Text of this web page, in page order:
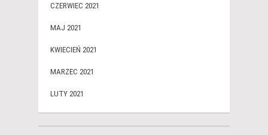
CZERWIEC 2021
MAJ 2021
KWIECIEŃ 2021
MARZEC 2021
LUTY 2021